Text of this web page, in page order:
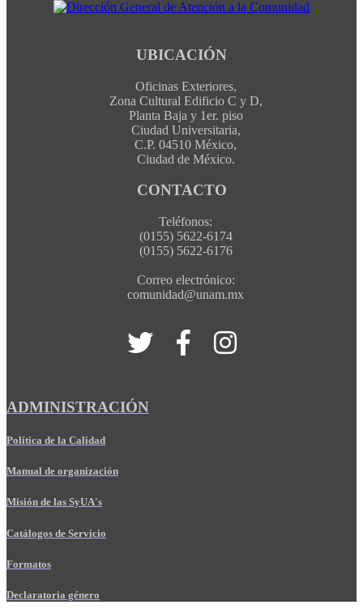
UBICACIÓN
Oficinas Exteriores,
Zona Cultural Edificio C y D,
Planta Baja y 1er. piso
Ciudad Universitaria,
C.P. 04510 México,
Ciudad de México.
CONTACTO
Teléfonos:
(0155) 5622-6174
(0155) 5622-6176
Correo electrónico:
comunidad@unam.mx
ADMINISTRACIÓN
Política de la Calidad
Manual de organización
Misión de las SyUA's
Catálogos de Servicio
Formatos
Declaratoria género